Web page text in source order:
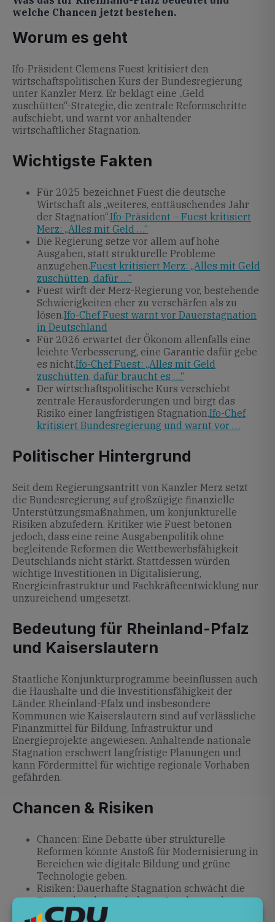
welche Chancen jetzt bestehen.
Worum es geht
Ifo-Präsident Clemens Fuest kritisiert den
wirtschaftspolitischen Kurs der Bundesregierung
unter Kanzler Merz. Er beklagt eine „Geld
zuschütten“-Strategie, die zentrale Reformschritte
aufschiebt, und warnt vor anhaltender
wirtschaftlicher Stagnation.
Wichtigste Fakten
Für 2025 bezeichnet Fuest die deutsche
Wirtschaft als „weiteres, enttäuschendes Jahr
der Stagnation“.Ifo-Präsident – Fuest kritisiert
Merz: „Alles mit Geld …“
Die Regierung setze vor allem auf hohe
Ausgaben, statt strukturelle Probleme
anzugehen.Fuest kritisiert Merz: „Alles mit Geld
zuschütten, dafür …“
Fuest wirft der Merz-Regierung vor, bestehende
Schwierigkeiten eher zu verschärfen als zu
lösen.Ifo-Chef Fuest warnt vor Dauerstagnation
in Deutschland
Für 2026 erwartet der Ökonom allenfalls eine
leichte Verbesserung, eine Garantie dafür gebe
es nicht.Ifo-Chef Fuest: „Alles mit Geld
zuschütten, dafür braucht es …“
Der wirtschaftspolitische Kurs verschiebt
zentrale Herausforderungen und birgt das
Risiko einer langfristigen Stagnation.Ifo-Chef
kritisiert Bundesregierung und warnt vor …
Politischer Hintergrund
Seit dem Regierungsantritt von Kanzler Merz setzt
die Bundesregierung auf großzügige finanzielle
Unterstützungsmaßnahmen, um konjunkturelle
Risiken abzufedern. Kritiker wie Fuest betonen
jedoch, dass eine reine Ausgabenpolitik ohne
begleitende Reformen die Wettbewerbsfähigkeit
Deutschlands nicht stärkt. Stattdessen würden
wichtige Investitionen in Digitalisierung,
Energieinfrastruktur und Fachkräfteentwicklung nur
unzureichend umgesetzt.
Bedeutung für Rheinland-Pfalz
und Kaiserslautern
Staatliche Konjunkturprogramme beeinflussen auch
die Haushalte und die Investitionsfähigkeit der
Länder. Rheinland-Pfalz und insbesondere
Kommunen wie Kaiserslautern sind auf verlässliche
Finanzmittel für Bildung, Infrastruktur und
Energieprojekte angewiesen. Anhaltende nationale
Stagnation erschwert langfristige Planungen und
kann Fördermittel für wichtige regionale Vorhaben
gefährden.
Chancen & Risiken
Chancen: Eine Debatte über strukturelle
Reformen könnte Anstoß für Modernisierung in
Bereichen wie digitale Bildung und grüne
Technologie geben.
Risiken: Dauerhafte Stagnation schwächt die
Steuereinnahmen, belastet Landes- und
Kommunalhaushalte und hemmt Investitionen